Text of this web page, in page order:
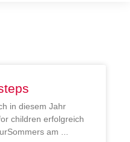
in diesem Jahr
children erfolgreich
am